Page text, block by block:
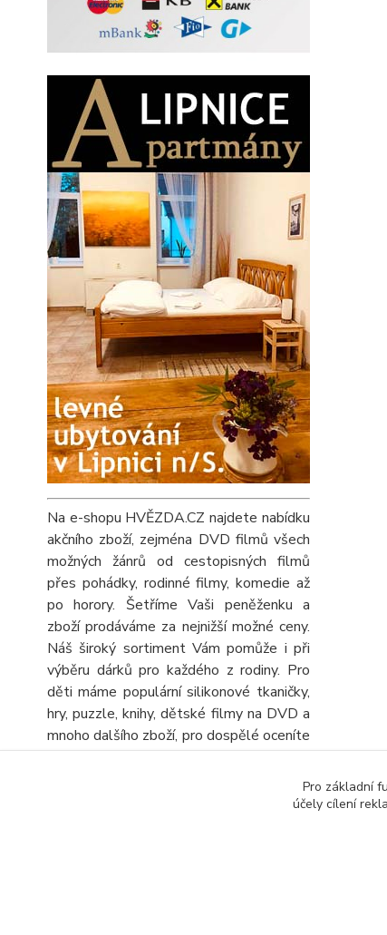
Na e-shopu HVĚZDA.CZ najdete nabídku
akčního zboží, zejména DVD filmů všech
možných žánrů od cestopisných filmů
přes pohádky, rodinné filmy, komedie až
po horory. Šetříme Vaši peněženku a
zboží prodáváme za nejnižší možné ceny.
Náš široký sortiment Vám pomůže i při
výběru dárků pro každého z rodiny. Pro
děti máme populární silikonové tkaničky,
hry, puzzle, knihy, dětské filmy na DVD a
mnoho dalšího zboží, pro dospělé oceníte
velký výběr knih, DVD filmů, turistických
map a automap a seniory potěšíme
obrovskou nabídkou různých křížovek a
Pro základní
účely cílení